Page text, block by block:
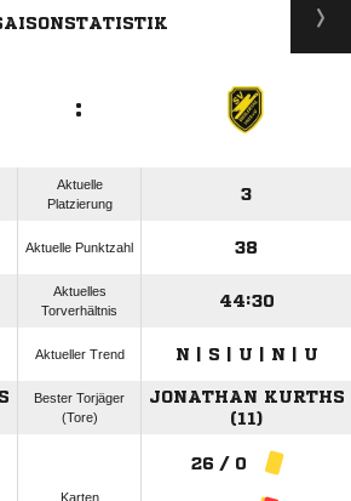
:
Aktuelle
Platzierung
3
Aktuelle Punktzahl 38
Aktuelles
Torverhältnis
44:30
Aktueller Trend N | S | U | N | U
Bester Torjäger
(Tore)
JONATHAN KURTHS
(11)
Karten
26 / 0